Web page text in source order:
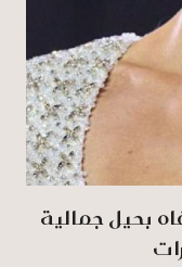
بحيل جمالية